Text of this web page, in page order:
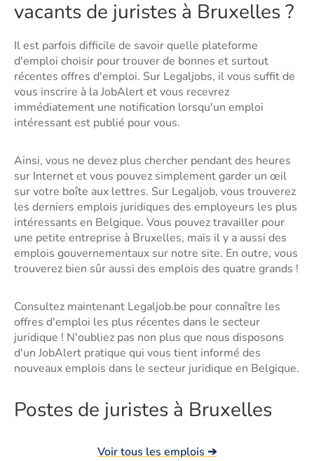
vacants de juristes à Bruxelles ?
Il est parfois difficile de savoir quelle plateforme
d'emploi choisir pour trouver de bonnes et surtout
récentes offres d'emploi. Sur Legaljobs, il vous suffit de
vous inscrire à la JobAlert et vous recevrez
immédiatement une notification lorsqu'un emploi
intéressant est publié pour vous.
Ainsi, vous ne devez plus chercher pendant des heures
sur Internet et vous pouvez simplement garder un œil
sur votre boîte aux lettres. Sur Legaljob, vous trouverez
les derniers emplois juridiques des employeurs les plus
intéressants en Belgique. Vous pouvez travailler pour
une petite entreprise à Bruxelles, mais il y a aussi des
emplois gouvernementaux sur notre site. En outre, vous
trouverez bien sûr aussi des emplois des quatre grands !
Consultez maintenant Legaljob.be pour connaître les
offres d'emploi les plus récentes dans le secteur
juridique ! N'oubliez pas non plus que nous disposons
d'un JobAlert pratique qui vous tient informé des
nouveaux emplois dans le secteur juridique en Belgique.
Postes de juristes à Bruxelles
Voir tous les emplois ➔